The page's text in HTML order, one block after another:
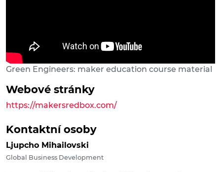
Green Engineers: maker education course material
Webové stránky
https://makersredbox.com/
Kontaktní osoby
Ljupcho Mihailovski
Global Business Development